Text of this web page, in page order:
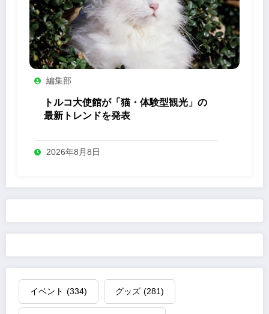
編集部
トルコ大使館が「猫・体験型観光」の
最新トレンドを発表
2026年8月8日
イベント (334) グッズ (281)